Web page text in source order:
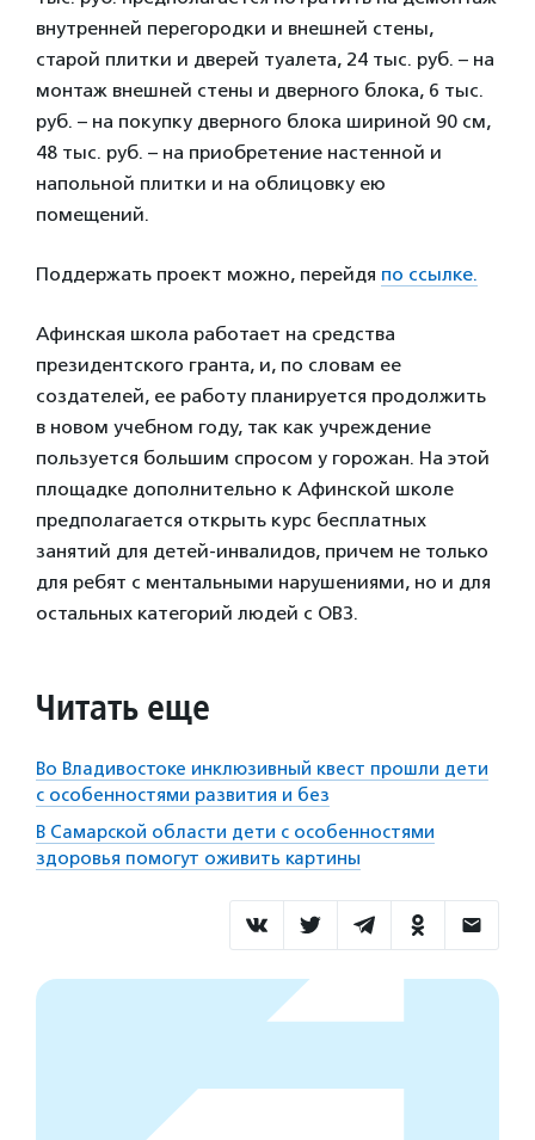
внутренней перегородки и внешней стены,
старой плитки и дверей туалета, 24 тыс. руб. – на
монтаж внешней стены и дверного блока, 6 тыс.
руб. – на покупку дверного блока шириной 90 см,
48 тыс. руб. – на приобретение настенной и
напольной плитки и на облицовку ею
помещений.
Поддержать проект можно, перейдя по ссылке.
Афинская школа работает на средства
президентского гранта, и, по словам ее
создателей, ее работу планируется продолжить
в новом учебном году, так как учреждение
пользуется большим спросом у горожан. На этой
площадке дополнительно к Афинской школе
предполагается открыть курс бесплатных
занятий для детей-инвалидов, причем не только
для ребят с ментальными нарушениями, но и для
остальных категорий людей с ОВЗ.
Читать еще
Во Владивостоке инклюзивный квест прошли дети
с особенностями развития и без
В Самарской области дети с особенностями
здоровья помогут оживить картины